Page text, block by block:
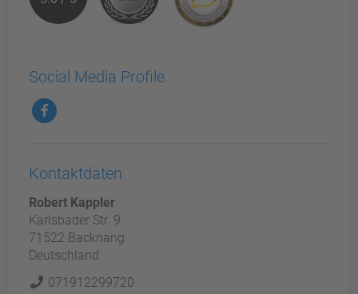
Social Media Profile
Kontaktdaten
Robert Kappler
Karlsbader Str. 9
71522 Backnang
Deutschland
071912299720